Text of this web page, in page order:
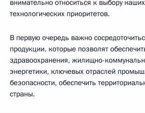
внимательно относиться к выбору
технологических приоритетов.
В первую очередь важно
продукции, которые позволят
здравоохранения, жилищно-
энергетики, ключевых отраслей
безопасности, обеспечить
страны.